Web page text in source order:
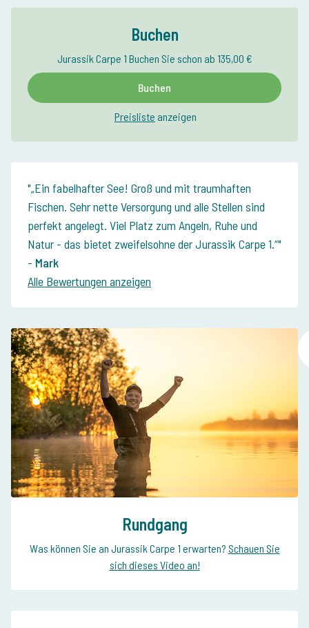
Buchen
Jurassik Carpe 1 Buchen Sie schon ab 135,00 €
Buchen
Preisliste anzeigen
„Ein fabelhafter See! Groß und mit traumhaften
Fischen. Sehr nette Versorgung und alle Stellen sind
perfekt angelegt. Viel Platz zum Angeln, Ruhe und
Natur - das bietet zweifelsohne der Jurassik Carpe 1.“
- Mark
Alle Bewertungen anzeigen
Rundgang
Was können Sie an Jurassik Carpe 1 erwarten? Schauen Sie
sich dieses Video an!